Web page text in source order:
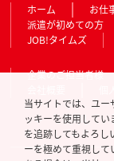
ホーム お仕
派遣が初めての方
JOB!タイムズ
企業のご担当者様
当サイトでは、ユ
ッキーを使用して
を追跡してもよろし
ーを極めて重視し